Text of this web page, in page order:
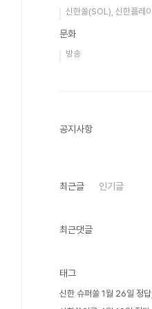
신한쏠(SOL), 신한플레이
문화
방송
공지사항
최근글 인기글
최근댓글
태그
신한 슈퍼쏠 1월 26일 정답